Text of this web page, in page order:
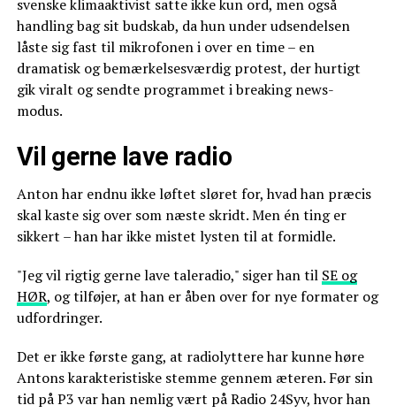
svenske klimaaktivist satte ikke kun ord, men også
handling bag sit budskab, da hun under udsendelsen
låste sig fast til mikrofonen i over en time – en
dramatisk og bemærkelsesværdig protest, der hurtigt
gik viralt og sendte programmet i breaking news-
modus.
Vil gerne lave radio
Anton har endnu ikke løftet sløret for, hvad han præcis
skal kaste sig over som næste skridt. Men én ting er
sikkert – han har ikke mistet lysten til at formidle.
"Jeg vil rigtig gerne lave taleradio," siger han til SE og
HØR, og tilføjer, at han er åben over for nye formater og
udfordringer.
Det er ikke første gang, at radiolyttere har kunne høre
Antons karakteristiske stemme gennem æteren. Før sin
tid på P3 var han nemlig vært på Radio 24Syv, hvor han